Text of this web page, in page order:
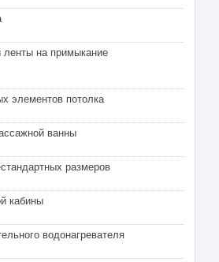
на примыкание
элементов потолка
ванны
размеров
кабины
водонагревателя